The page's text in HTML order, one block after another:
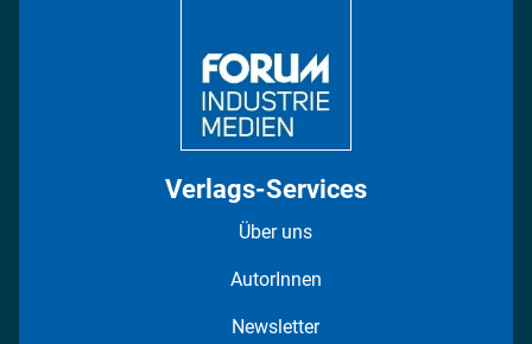
Verlags-Services
Über uns
AutorInnen
Newsletter